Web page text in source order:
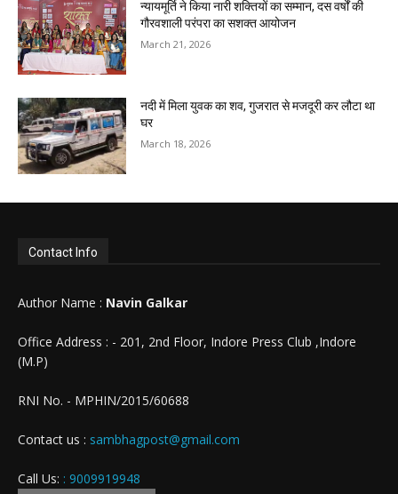
न्यायमूर्ति ने किया नारी शक्तियों का सम्मान, दस वर्षों की
गौरवशाली परंपरा का सशक्त आयोजन
March 21, 2026
नदी में मिला युवक का शव, गुजरात से मजदूरी कर लौटा था
घर
March 18, 2026
Contact Info
Author Name : Navin Galkar
Office Address : - 201, 2nd Floor, Indore Press Club ,Indore
(M.P)
RNI No. - MPHIN/2015/60688
Contact us : sambhagpost@gmail.com
Call Us: : 9009919948